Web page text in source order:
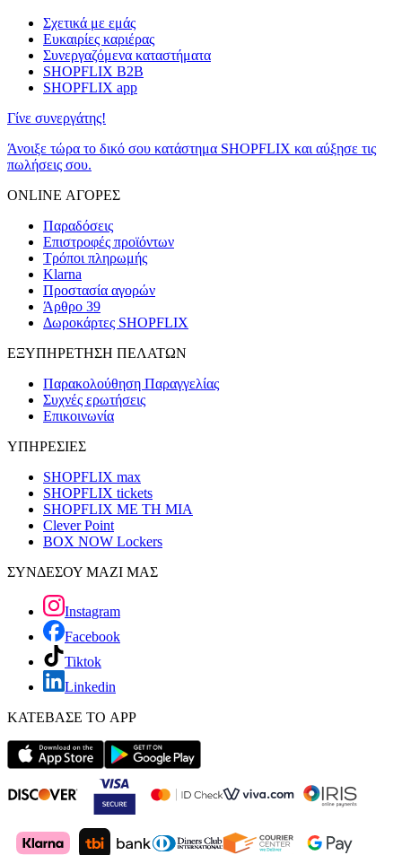
Σχετικά με εμάς
Ευκαιρίες καριέρας
Συνεργαζόμενα καταστήματα
SHOPFLIX B2B
SHOPFLIX app
Γίνε συνεργάτης!
Άνοιξε τώρα το δικό σου κατάστημα SHOPFLIX και αύξησε τις
πωλήσεις σου.
ONLINE ΑΓΟΡΕΣ
Παραδόσεις
Επιστροφές προϊόντων
Τρόποι πληρωμής
Klarna
Προστασία αγορών
Άρθρο 39
Δωροκάρτες SHOPFLIX
ΕΞΥΠΗΡΕΤΗΣΗ ΠΕΛΑΤΩΝ
Παρακολούθηση Παραγγελίας
Συχνές ερωτήσεις
Επικοινωνία
ΥΠΗΡΕΣΙΕΣ
SHOPFLIX max
SHOPFLIX tickets
SHOPFLIX ΜΕ ΤΗ ΜΙΑ
Clever Point
BOX NOW Lockers
ΣΥΝΔΕΣΟΥ ΜΑΖΙ ΜΑΣ
Instagram
Facebook
Tiktok
Linkedin
ΚΑΤΕΒΑΣΕ ΤΟ APP